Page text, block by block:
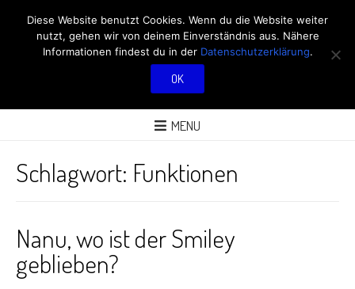
RÖBÜS OUTDOOR
BLOG
MENU
Schlagwort: Funktionen
Nanu, wo ist der Smiley
geblieben?
Diese Website benutzt Cookies. Wenn du die Website weiter
nutzt, gehen wir von deinem Einverständnis aus. Nähere
Informationen findest du in der Datenschutzerklärung.
OK